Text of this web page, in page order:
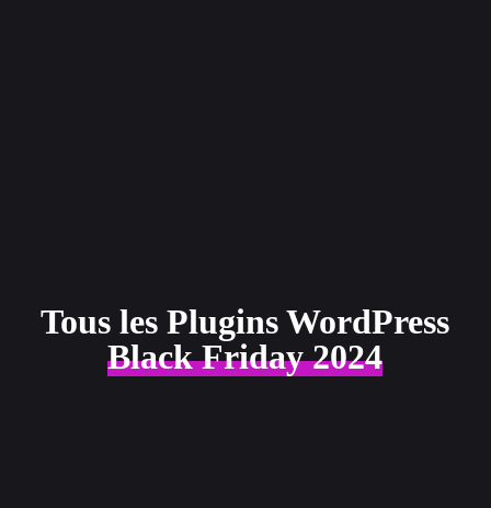
Tous les Plugins WordPress
Black Friday 2024